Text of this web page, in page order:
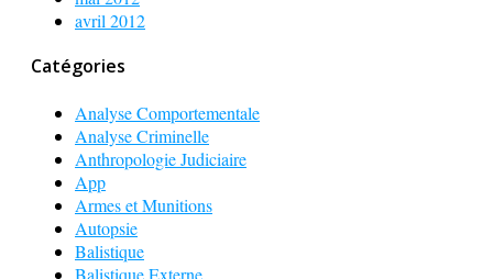
avril 2012
Catégories
Analyse Comportementale
Analyse Criminelle
Anthropologie Judiciaire
App
Armes et Munitions
Autopsie
Balistique
Balistique Externe